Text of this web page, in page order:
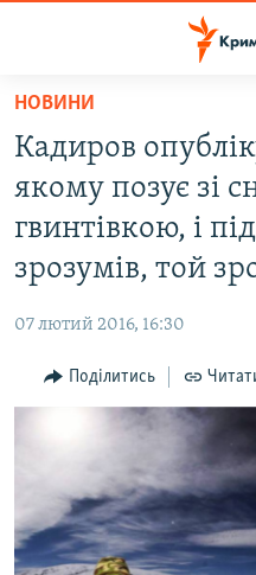
Перейти
основного
матеріалу
до
основної
Перейти
пошуку
ВОДА.КРИМ
ВІДЕО ТА ФОТО
ПОЛІТИКА
ІНТЕРВ'Ю
ВСЕ ЗА ДЕНЬ
СПЕЦПРОЕКТИ
ДЕПОРТАЦІЯ
ВІДЕОУРОКИ «ELIFBE»
ЯК ОБІЙТИ БЛОКУВАННЯ
НОВИНИ
Кадиров
якому позує зі
гвинтівкою, і
зрозумів, той
07 лютий 2016, 16:30
Поділитись